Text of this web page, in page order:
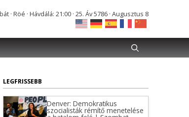
· Röé · Hávdálá: 21:00 · 25. Áv 5786 · Augusztus 8
LEGFRISSEBB
Denver: Demokratikus
szocialisták rémítő menetelése